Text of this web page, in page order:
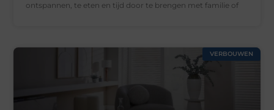
ontspannen, te eten en tijd door te brengen met familie of
VERBOUWEN